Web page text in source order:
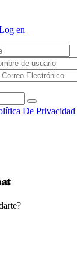
en
De Privacidad